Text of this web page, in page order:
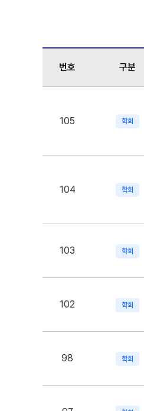
번호 구분
105 학회
104 학회
103 학회
102 학회
98 학회